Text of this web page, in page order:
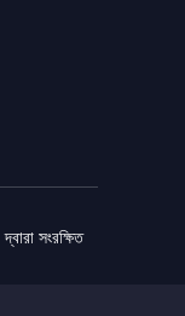
দ্বারা সংরক্ষিত